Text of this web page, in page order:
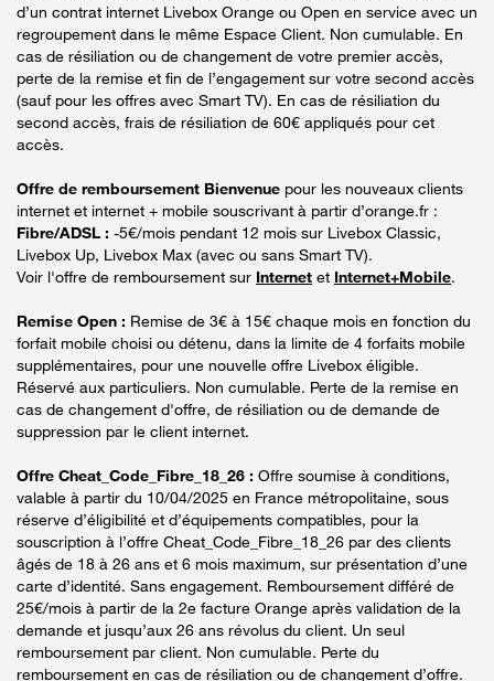
d’un contrat internet Livebox Orange ou Open en service avec un
regroupement dans le même Espace Client. Non cumulable. En
cas de résiliation ou de changement de votre premier accès,
perte de la remise et fin de l’engagement sur votre second accès
(sauf pour les offres avec Smart TV). En cas de résiliation du
second accès, frais de résiliation de 60€ appliqués pour cet
accès.
Offre de remboursement Bienvenue pour les nouveaux clients
internet et internet + mobile souscrivant à partir d’orange.fr :
Fibre/ADSL : -5€/mois pendant 12 mois sur Livebox Classic,
Livebox Up, Livebox Max (avec ou sans Smart TV).
Voir l'offre de remboursement sur Internet et Internet+Mobile.
Remise Open : Remise de 3€ à 15€ chaque mois en fonction du
forfait mobile choisi ou détenu, dans la limite de 4 forfaits mobile
supplémentaires, pour une nouvelle offre Livebox éligible.
Réservé aux particuliers. Non cumulable. Perte de la remise en
cas de changement d'offre, de résiliation ou de demande de
suppression par le client internet.
Offre Cheat_Code_Fibre_18_26 : Offre soumise à conditions,
valable à partir du 10/04/2025 en France métropolitaine, sous
réserve d’éligibilité et d’équipements compatibles, pour la
souscription à l’offre Cheat_Code_Fibre_18_26 par des clients
âgés de 18 à 26 ans et 6 mois maximum, sur présentation d’une
carte d’identité. Sans engagement. Remboursement différé de
25€/mois à partir de la 2e facture Orange après validation de la
demande et jusqu’aux 26 ans révolus du client. Un seul
remboursement par client. Non cumulable. Perte du
remboursement en cas de résiliation ou de changement d’offre.